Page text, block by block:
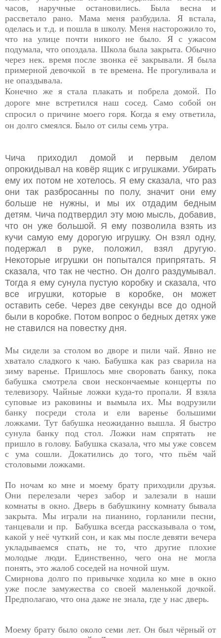
часов, наручные остановились. Была весна и
рассветало рано. Мама меня разбудила. Я встала,
оделась и т.д. и пошла в школу. Меня насторожило то,
что на улице почти никого не было. Я с ужасом
подумала, что опоздала. Школа была закрыта. Обычно
через нек. время после звонка её закрывали. Я была
примерной девочкой в те времена. Не прогуливала и
не опаздывала.
Конечно же я стала плакать и побрела домой. По
дороге мне встретился наш сосед.Само собой он
спросил о причине моего горя. Когда я ему ответила,
он долго смеялся. Было от силы семь утра.
Чича приходил домой и первым делом
опрокидывал на ковёр ящик с игрушками. Убирать
ему их потом не хотелось. Я ему сказала, что раз
они так разбросанны по полу, значит они ему
больше не нужны, и мы их отдадим бедным
детям. Чича подтвердил эту мою мысль, добавив,
что он уже большой. Я ему позволила взять из
кучи самую ему дорогую игрушку. Он взял одну,
подержал в руке, положил, взял другую.
Некоторые игрушки он попытался припрятать. Я
сказала, что так не честно. Он долго раздумывал.
Тогда я ему сунула пустую коробку и сказала, что
все игрушки, которые в коробке, он может
оставить себе. Через две секунды все до одной
были в коробке. Потом вопрос о бедных детях уже
не ставился на повестку дня.
Мы сидели за столом во дворе и пили чай. Явно не
хватало сладкого к чаю. Бабушка как раз сварила на
зиму варенье. Пришлось мне своровать банку, пока
бабушка смотрела свои нескончаемые концерты по
телевизору. Чайные ложки куда-то пропали. Я взяла
суповые из раковины и вымыла их. Мы водрузили
банку посреди стола и ели варенье большими
ложками. Тут бабушка неожиданно вышла. Я быстро
сунула банку под стол. Ложки нам спрятать не
пришло в голову. Бабушка сказала, что мы уже совсем
с ума сошли. Докатились до того, что пьём чай
столовыми ложками.
По ночам ко мне и моему брату приходили друзья.
Они перелезали через забор и залезали в наши
комнаты в окно. Дверь в бабушкину комнату бывала
закрыта. Мы играли на пианино, горланили песни,
танцевали и пр. Бабушка всегда рассказывала о том,
какой у неё чуткий сон, и как мы после девяти вечера
укладываемся спать, не то, что другие плохие
молодые люди. Единственно, чего она не могла
понять, это жалоб соседей на ночной шум.
Смирнова долго по привычке ходила ко мне в окно
уже после замужества со своей маленькой дочкой.
Предполагаю, что она даже не знала, где у нас дверь.
Моему брату было около семи лет. Он был чёрный от